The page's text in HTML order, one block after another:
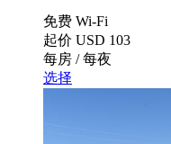
免费 Wi-Fi
起价 USD 103
每房 / 每夜
选择